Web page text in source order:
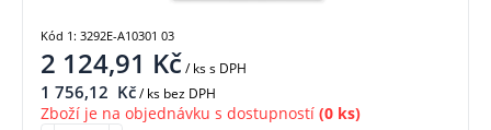
2 124,91 Kč/ kss DPH
1 756,12 Kč/ ks bez DPH
Zboží je na objednávku s dostupností (0 ks)
Kód 1: 3292E-A10301 03